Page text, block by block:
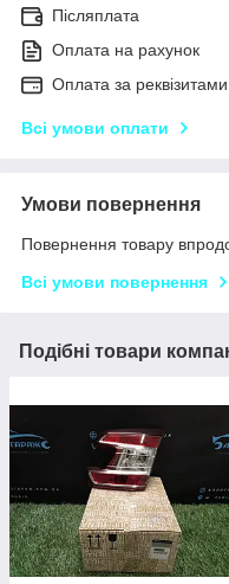
Післяплата
Оплата на рахунок
Оплата за реквізитами
Всі умови оплати
Умови повернення
Повернення товару
Всі умови повернення
Подібні товари